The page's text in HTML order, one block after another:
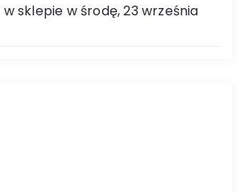
sklepie w środę, 23 września